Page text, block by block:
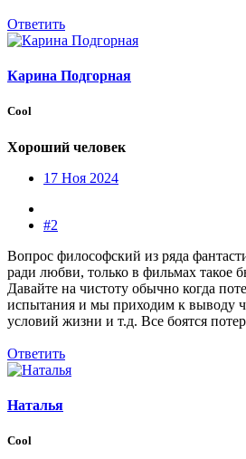
Ответить
Карина Подгорная
Cool
Хороший человек
17 Ноя 2024
#2
Вопрос философский из ряда
ради любви, только в фильмах такое
Давайте на чистоту обычно когда
испытания и мы приходим к выводу
условий жизни и т.д. Все боятся
Ответить
Наталья
Cool